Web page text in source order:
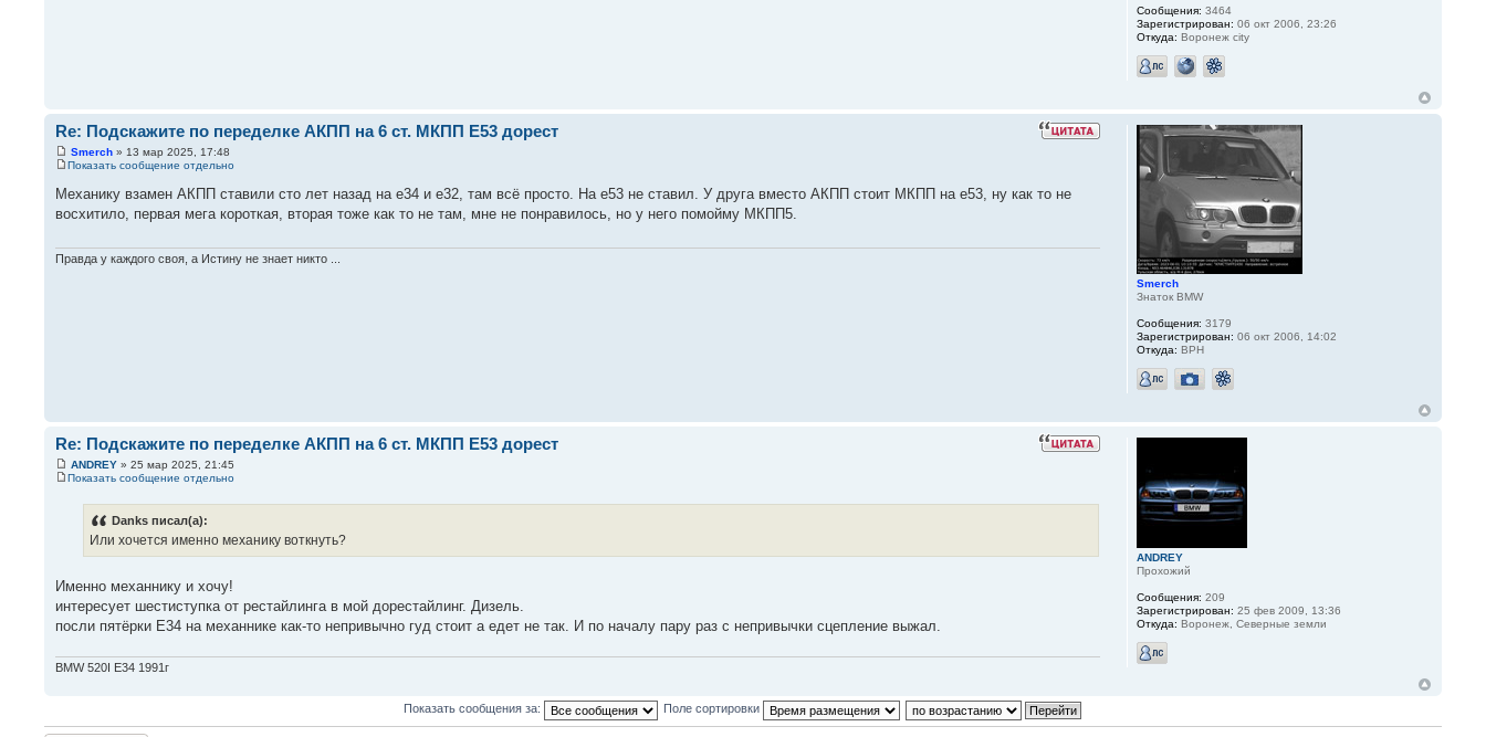
Сообщения: 3464
Зарегистрирован: 06 окт 2006, 23:26
Откуда: Воронеж city
Re: Подскажите по переделке АКПП на 6 ст. МКПП Е53 дорест
Smerch » 13 мар 2025, 17:48
Показать сообщение отдельно
Механику взамен АКПП ставили сто лет назад на е34 и е32, там всё просто. На е53 не ставил. У друга вместо АКПП стоит МКПП на е53, ну как то не
восхитило, первая мега короткая, вторая тоже как то не там, мне не понравилось, но у него помойму МКПП5.
Правда у каждого своя, а Истину не знает никто ...
Smerch
Знаток BMW
Сообщения: 3179
Зарегистрирован: 06 окт 2006, 14:02
Откуда: ВРН
Re: Подскажите по переделке АКПП на 6 ст. МКПП Е53 дорест
ANDREY » 25 мар 2025, 21:45
Показать сообщение отдельно
Danks писал(а):
Или хочется именно механику воткнуть?
Именно механнику и хочу!
интересует шестиступка от рестайлинга в мой дорестайлинг. Дизель.
посли пятёрки Е34 на механнике как-то непривычно гуд стоит а едет не так. И по началу пару раз с непривычки сцепление выжал.
BMW 520I E34 1991г
ANDREY
Прохожий
Сообщения: 209
Зарегистрирован: 25 фев 2009, 13:36
Откуда: Воронеж, Северные земли
Показать сообщения за: Поле сортировки